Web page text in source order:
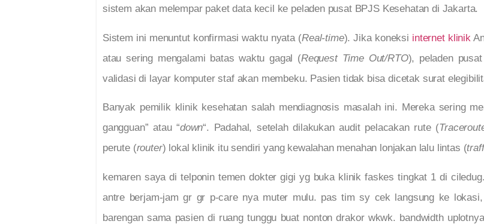
sistem akan melempar paket data kecil ke peladen pusat BPJS Kesehatan di Jakarta.
Sistem ini menuntut konfirmasi waktu nyata (Real-time). Jika koneksi internet klinik
atau sering mengalami batas waktu gagal (Request Time Out/RTO), peladen
validasi di layar komputer staf akan membeku. Pasien tidak bisa dicetak surat
Banyak pemilik klinik kesehatan salah mendiagnosis masalah ini. Mereka sering
gangguan” atau “down“. Padahal, setelah dilakukan audit pelacakan rute (
perute (router) lokal klinik itu sendiri yang kewalahan menahan lonjakan lalu lintas (
kemaren saya di telponin temen dokter gigi yg buka klinik faskes tingkat 1 di
antre berjam-jam gr gr p-care nya muter mulu. pas tim sy cek langsung ke
barengan sama pasien di ruang tunggu buat nonton drakor wkwk. bandwidth